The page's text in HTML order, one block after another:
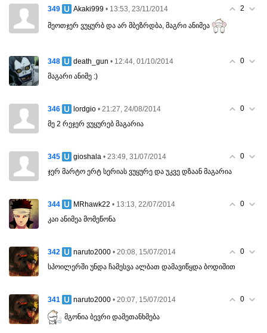
2
349 Akaki999 • 13:53, 23/11/2014
მეოთჯერ ვუყურბ და არ მბეზრდბა, მაგრი ანიმეა
0
348 death_gun • 12:44, 01/10/2014
მაგარი ანიმე :)
0
346 lordgio • 21:27, 24/08/2014
მე 2 რეჯერ ვუყურებ მაგარია
0
345 gioshala • 23:49, 31/07/2014
ჯერ მარტო ერტ სერიას ვუყურე და უკვე დზაან მაგარია
0
344 MRhawk22 • 13:13, 22/07/2014
კაი ანიმეა მომეწონა
0
342 naruto2000 • 20:08, 15/07/2014
სპოილერში უნდა ჩამესვა ალბათ დამავიწყდა ბოდიშით
0
341 naruto2000 • 20:07, 15/07/2014
მგონია ბევრი დამეთანხმება